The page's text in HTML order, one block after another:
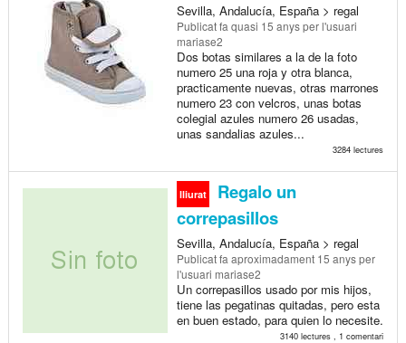
Sevilla, Andalucía, España > regal
Publicatfa quasi 15 anysper l'usuari
mariase2
Dos botas similares a la de la foto
numero 25 una roja y otra blanca,
practicamente nuevas, otras marrones
numero 23 con velcros, unas botas
colegial azules numero 26 usadas,
unas sandalias azules...
3284 lectures
lliurat
Regalo un
correpasillos
Sevilla, Andalucía, España > regal
Publicatfa aproximadament 15 anysper
l'usuari mariase2
Un correpasillos usado por mis hijos,
tiene las pegatinas quitadas, pero esta
en buen estado, para quien lo necesite.
3140 lectures , 1 comentari